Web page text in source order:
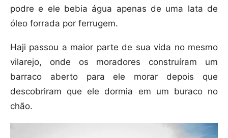
podre e ele bebia água apenas de uma lata de
óleo forrada por ferrugem.
Haji passou a maior parte de sua vida no mesmo
vilarejo, onde os moradores construíram um
barraco aberto para ele morar depois que
descobriram que ele dormia em um buraco no
chão.